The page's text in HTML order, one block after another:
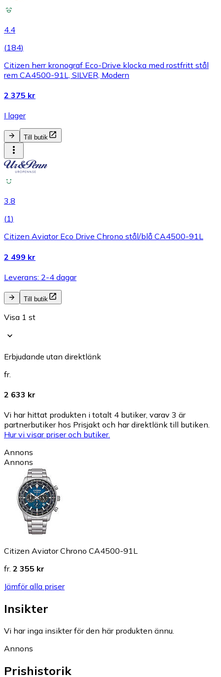
4.4
(184)
Citizen herr kronograf Eco-Drive klocka med rostfritt stål
rem CA4500-91L, SILVER, Modern
2 375 kr
I lager
Till butik
3.8
(1)
Citizen Aviator Eco Drive Chrono stål/blå CA4500-91L
2 499 kr
Leverans: 2-4 dagar
Till butik
Visa 1 st
Erbjudande utan direktlänk
fr.
2 633 kr
Vi har hittat produkten i totalt 4 butiker, varav 3 är
partnerbutiker hos Prisjakt och har direktlänk till butiken.
Hur vi visar priser och butiker.
Annons
Annons
Citizen Aviator Chrono CA4500-91L
fr. 2 355 kr
Jämför alla priser
Insikter
Vi har inga insikter för den här produkten ännu.
Annons
Prishistorik